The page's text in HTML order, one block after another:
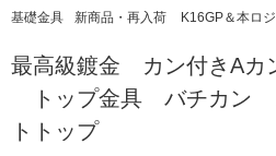
基礎金具 新商品・再入荷 K16GP＆本ロ
最高級鍍金 カン付きA
トップ金具 バチカン
トトップ